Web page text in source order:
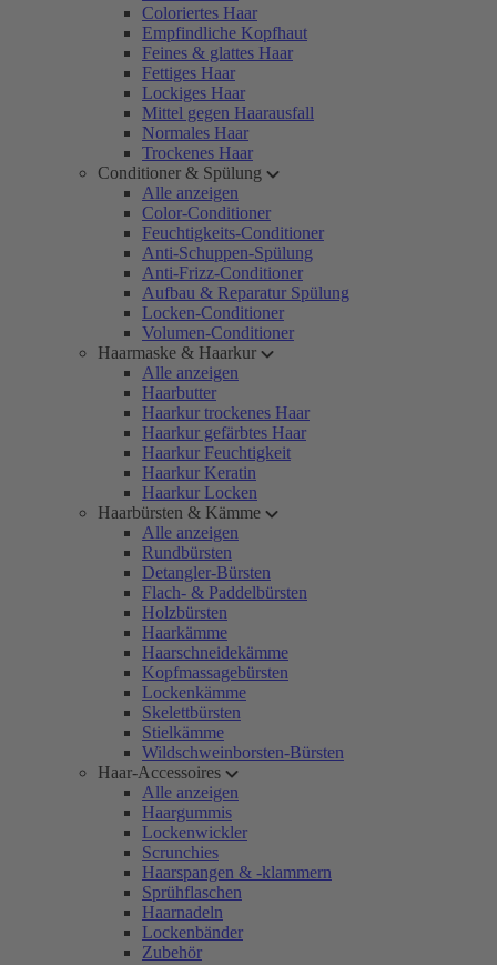
Coloriertes Haar
Empfindliche Kopfhaut
Feines & glattes Haar
Fettiges Haar
Lockiges Haar
Mittel gegen Haarausfall
Normales Haar
Trockenes Haar
Conditioner & Spülung
Alle anzeigen
Color-Conditioner
Feuchtigkeits-Conditioner
Anti-Schuppen-Spülung
Anti-Frizz-Conditioner
Aufbau & Reparatur Spülung
Locken-Conditioner
Volumen-Conditioner
Haarmaske & Haarkur
Alle anzeigen
Haarbutter
Haarkur trockenes Haar
Haarkur gefärbtes Haar
Haarkur Feuchtigkeit
Haarkur Keratin
Haarkur Locken
Haarbürsten & Kämme
Alle anzeigen
Rundbürsten
Detangler-Bürsten
Flach- & Paddelbürsten
Holzbürsten
Haarkämme
Haarschneidekämme
Kopfmassagebürsten
Lockenkämme
Skelettbürsten
Stielkämme
Wildschweinborsten-Bürsten
Haar-Accessoires
Alle anzeigen
Haargummis
Lockenwickler
Scrunchies
Haarspangen & -klammern
Sprühflaschen
Haarnadeln
Lockenbänder
Zubehör